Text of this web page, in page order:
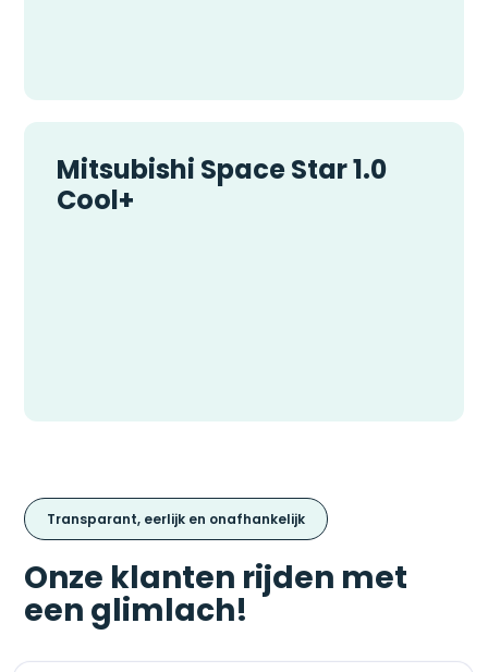
Mitsubishi Space Star 1.0
Cool+
Transparant, eerlijk en onafhankelijk
Onze klanten rijden met
een glimlach!